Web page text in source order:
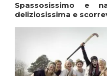
Spassosissimo e
deliziosissima e